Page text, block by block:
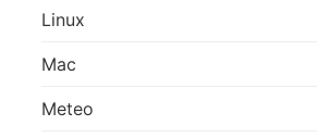
Linux
Mac
Meteo